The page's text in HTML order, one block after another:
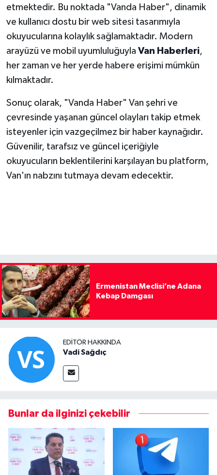
etmektedir. Bu noktada "Vanda Haber", dinamik
ve kullanıcı dostu bir web sitesi tasarımıyla
okuyucularına kolaylık sağlamaktadır. Modern
arayüzü ve mobil uyumluluğuyla Van Haberleri,
her zaman ve her yerde habere erişimi mümkün
kılmaktadır.
Sonuç olarak, "Vanda Haber" Van şehri ve
çevresinde yaşanan güncel olayları takip etmek
isteyenler için vazgeçilmez bir haber kaynağıdır.
Güvenilir, tarafsız ve güncel içeriğiyle
okuyucuların beklentilerini karşılayan bu platform,
Van'ın nabzını tutmaya devam edecektir.
Ermenistan Meclisi’ne Adana
Kebap Damgası
EDITÖR HAKKINDA
Vadi Sağdıç
Bunlar da ilginizi çekebilir